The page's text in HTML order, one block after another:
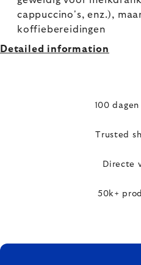
cappuccino's, enz.),
koffiebereidingen
Detailed information
100
Trusted
Directe
50k+
FOOTER